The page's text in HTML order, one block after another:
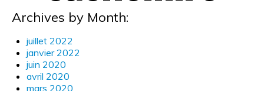
Archives by Month:
juillet 2022
janvier 2022
juin 2020
avril 2020
mars 2020